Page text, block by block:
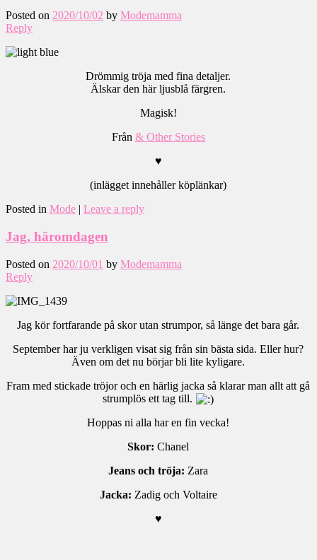
Posted on 2020/10/02 by Modemamma
Reply
Drömmig tröja med fina detaljer.
Älskar den här ljusblå färgren.
Magisk!
Från & Other Stories
♥
(inlägget innehåller köplänkar)
Posted in Mode | Leave a reply
Jag, häromdagen
Posted on 2020/10/01 by Modemamma
Reply
Jag kör fortfarande på skor utan strumpor, så länge det bara går.
September har ju verkligen visat sig från sin bästa sida. Eller hur?
Även om det nu börjar bli lite kyligare.
Fram med stickade tröjor och en härlig jacka så klarar man allt att gå
strumplös ett tag till.
Hoppas ni alla har en fin vecka!
Skor: Chanel
Jeans och tröja: Zara
Jacka: Zadig och Voltaire
♥